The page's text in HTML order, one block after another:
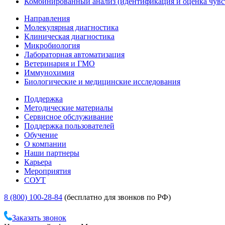
Направления
Молекулярная диагностика
Клиническая диагностика
Микробиология
Лабораторная автоматизация
Ветеринария и ГМО
Иммунохимия
Биологические и медицинские исследования
Поддержка
Методические материалы
Сервисное обслуживание
Поддержка пользователей
Обучение
О компании
Наши партнеры
Карьера
Мероприятия
СОУТ
8 (800) 100-28-84 (бесплатно для звонков по РФ)
Заказать звонок